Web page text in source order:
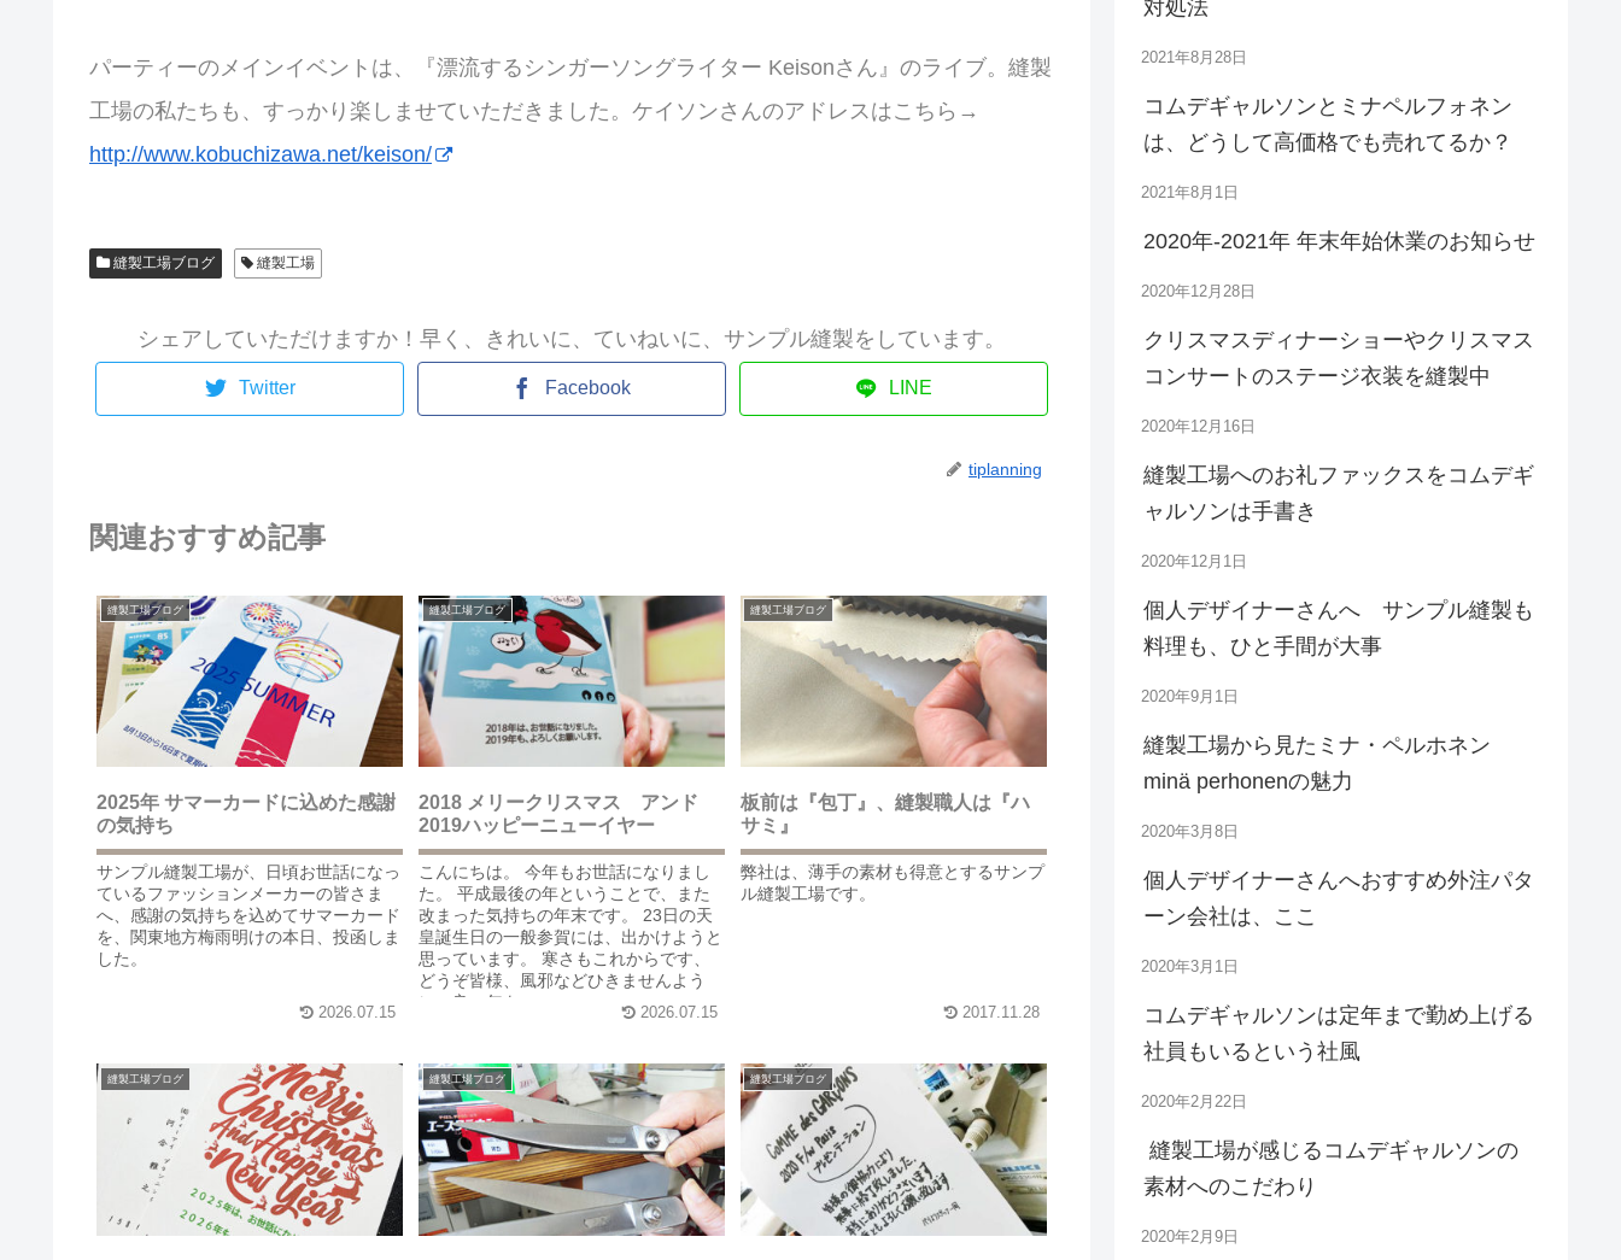
パーティーのメインイベントは、『漂流するシンガーソングライター Keisonさん』のライブ。縫製
工場の私たちも、すっかり楽しませていただきました。ケイソンさんのアドレスはこちら→
http://www.kobuchizawa.net/keison/
縫製工場ブログ 縫製工場
シェアしていただけますか！早く、きれいに、ていねいに、サンプル縫製をしています。
Twitter Facebook LINE
tiplanning
関連おすすめ記事
縫製工場ブログ
2025年 サマーカードに込めた感謝
の気持ち
サンプル縫製工場が、日頃お世話になっ
ているファッションメーカーの皆さま
へ、感謝の気持ちを込めてサマーカード
を、関東地方梅雨明けの本日、投函しま
した。
2026.07.15
縫製工場ブログ
2018 メリークリスマス アンド
2019ハッピーニューイヤー
こんにちは。 今年もお世話になりまし
た。 平成最後の年ということで、また
改まった気持ちの年末です。 23日の天
皇誕生日の一般参賀には、出かけようと
思っています。 寒さもこれからです、
どうぞ皆様、風邪などひきませんよう
に、良い年を...
2026.07.15
縫製工場ブログ
板前は『包丁』、縫製職人は『ハ
サミ』
弊社は、薄手の素材も得意とするサンプ
ル縫製工場です。
2017.11.28
縫製工場ブログ 縫製工場ブログ 縫製工場ブログ
対処法
2021年8月28日
コムデギャルソンとミナペルフォネン
は、どうして高価格でも売れてるか？
2021年8月1日
2020年-2021年 年末年始休業のお知らせ
2020年12月28日
クリスマスディナーショーやクリスマス
コンサートのステージ衣装を縫製中
2020年12月16日
縫製工場へのお礼ファックスをコムデギ
ャルソンは手書き
2020年12月1日
個人デザイナーさんへ サンプル縫製も
料理も、ひと手間が大事
2020年9月1日
縫製工場から見たミナ・ペルホネン
minä perhonenの魅力
2020年3月8日
個人デザイナーさんへおすすめ外注パタ
ーン会社は、ここ
2020年3月1日
コムデギャルソンは定年まで勤め上げる
社員もいるという社風
2020年2月22日
縫製工場が感じるコムデギャルソンの
素材へのこだわり
2020年2月9日